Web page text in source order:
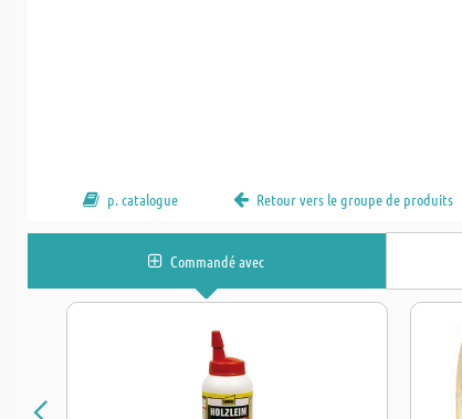
p. catalogue Retour vers le groupe de produits
Commandé avec